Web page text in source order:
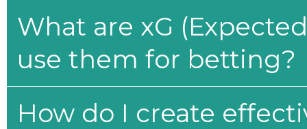
What are xG
use them for betting?
How do I create